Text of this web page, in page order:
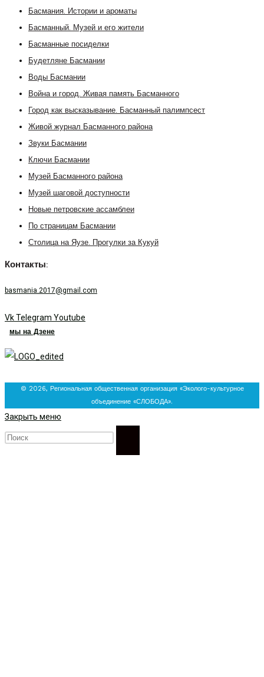
Басмания. Истории и ароматы
Басманный. Музей и его жители
Басманные посиделки
Будетляне Басмании
Воды Басмании
Война и город. Живая память Басманного
Город как высказывание. Басманный палимпсест
Живой журнал Басманного района
Звуки Басмании
Ключи Басмании
Музей Басманного района
Музей шаговой доступности
Новые петровские ассамблеи
По страницам Басмании
Столица на Яузе. Прогулки за Кукуй
Контакты:
basmania.2017@gmail.com
VkTelegram Youtube
мы на Дзене
© 2026, Региональная общественная организация «Эколого-культурное
объединение «СЛОБОДА».
Закрыть меню